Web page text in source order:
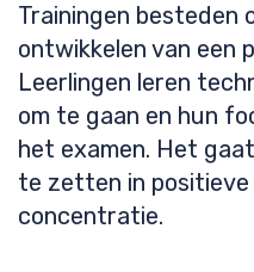
Trainingen besteden
ontwikkelen van een
Leerlingen leren
om te gaan en hun
het examen. Het
te zetten in positieve
concentratie.